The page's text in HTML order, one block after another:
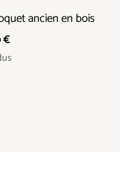
ancien en bois
€